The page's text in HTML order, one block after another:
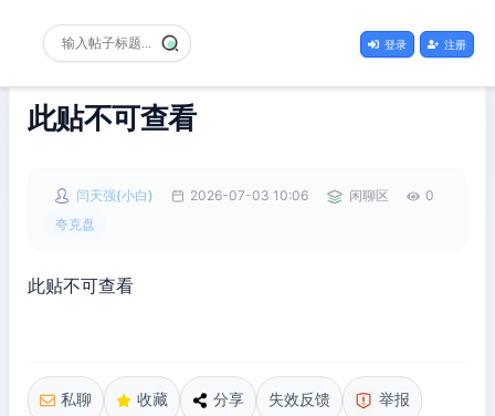
登录 注册
此贴不可查看
闫天强(小白) 2026-07-03 10:06 闲聊区
0
夸克盘
此贴不可查看
私聊 收藏 分享 失效反馈 举报